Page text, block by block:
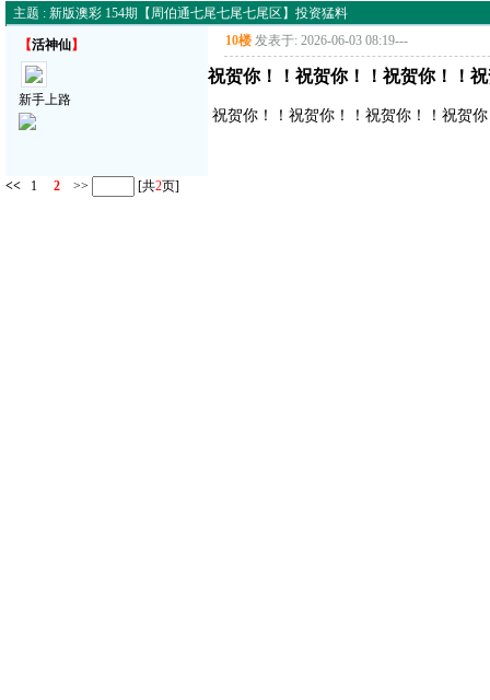
主题 : 新版澳彩 154期【周伯通七尾七尾七尾区】投资猛料
【活神仙】
新手上路
10楼 发表于: 2026-06-03 08:19---
祝贺你！！祝贺你！！祝贺你！！
祝贺你！！祝贺你！！祝贺你！！祝贺
<< 1 2 >> [共2页]